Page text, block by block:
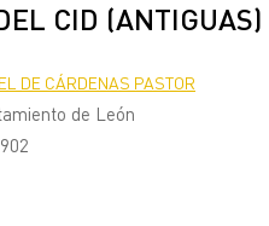
CID (ANTIGUAS)
DE CÁRDENAS PASTOR
de León